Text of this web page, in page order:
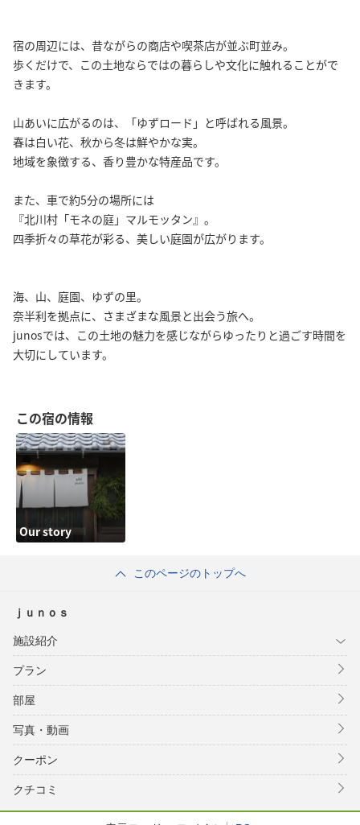
宿の周辺には、昔ながらの商店や喫茶店が並ぶ町並み。
歩くだけで、この土地ならではの暮らしや文化に触れることがで
きます。
山あいに広がるのは、「ゆずロード」と呼ばれる風景。
春は白い花、秋から冬は鮮やかな実。
地域を象徴する、香り豊かな特産品です。
また、車で約5分の場所には
『北川村「モネの庭」マルモッタン』。
四季折々の草花が彩る、美しい庭園が広がります。
海、山、庭園、ゆずの里。
奈半利を拠点に、さまざまな風景と出会う旅へ。
junosでは、この土地の魅力を感じながらゆったりと過ごす時間を
大切にしています。
この宿の情報
Our story
このページのトップへ
ｊｕｎｏｓ
施設紹介
プラン
部屋
写真・動画
クーポン
クチコミ